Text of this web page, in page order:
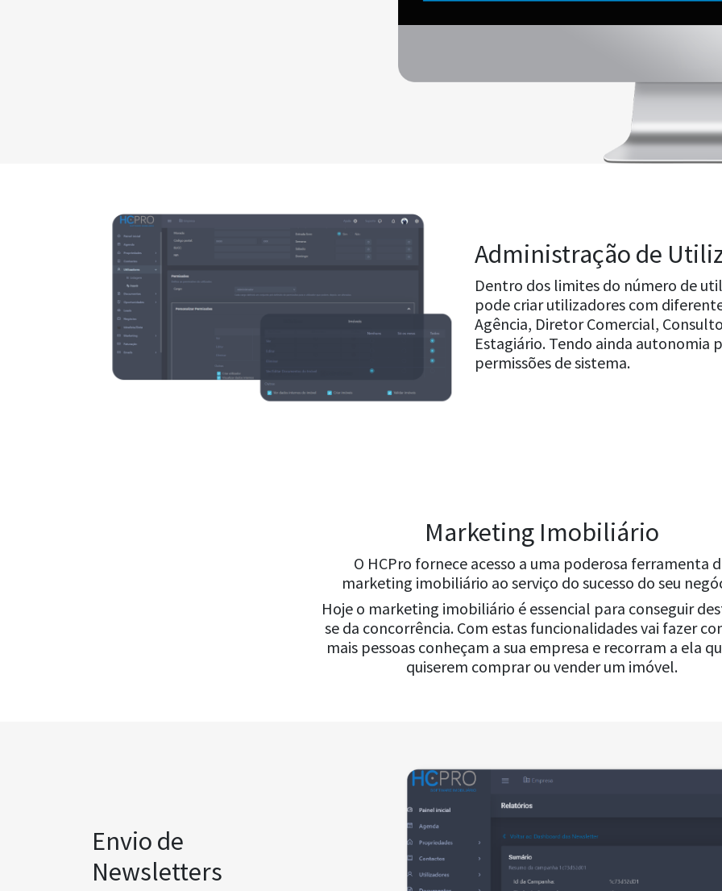
Administração de
Dentro dos limites do número de
pode criar utilizadores com
Agência, Diretor Comercial,
Estagiário. Tendo ainda autonomia
permissões de sistema.
Marketing Imobiliário
O HCPro fornece acesso a uma poderosa ferramenta
marketing imobiliário ao serviço do sucesso do seu
Hoje o marketing imobiliário é essencial para conseguir
se da concorrência. Com estas funcionalidades vai fazer
mais pessoas conheçam a sua empresa e recorram a ela
quiserem comprar ou vender um imóvel.
Envio de
Newsletters